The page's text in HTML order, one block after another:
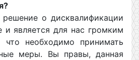
о дисквалификации
и является для нас громким
необходимо принимать
меры. Вы правы, данная